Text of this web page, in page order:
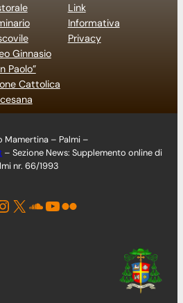
Ginnasio
Paolo”
Cattolica
Link
Informativa
Privacy
– Palmi –
– Sezione News: Supplemento online di
nr. 66/1993
X Soundcloud YouTube Flickr